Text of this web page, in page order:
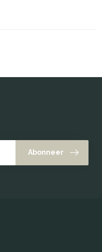
Abonneer